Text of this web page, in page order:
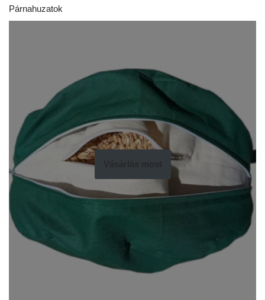
Párnahuzatok